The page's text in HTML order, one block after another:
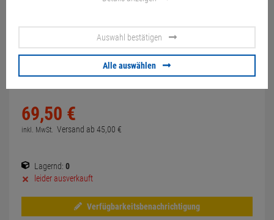
10057509
Kratzer am Gehäuse, Glasscheibe fehlt, Grafikkarte fehlt, WLAN Karte
fehlt, ohne Betriebssystem, Festplatte/Festplattenrahmen fehlen
69,50 €
inkl. MwSt. Versand ab 45,00 €
Lagernd: 0
leider ausverkauft
Verfügbarkeitsbenachrichtigung
Auswahl bestätigen
Alle auswählen